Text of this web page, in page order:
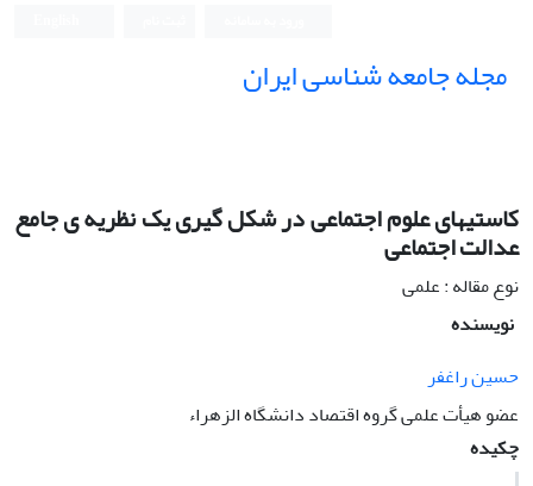
مجله جامعه شناسی ایران
کاستیهای علوم اجتماعی در شکل گیری یک نظریه ی جامع
عدالت اجتماعی
نوع مقاله : علمی
نویسنده
حسین راغفر
عضو هیأت علمی گروه اقتصاد دانشگاه الزهراء
چکیده